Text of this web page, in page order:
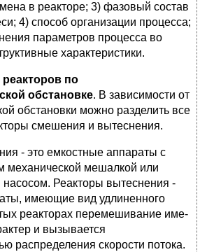
в реакторе; 3) фазовый состав
4) способ организации процесса;
параметров про­цесса во
характеристики.
по
обстановке. В зависимости от
обстановки можно разделить все
смешения и вытеснения.
- это емкостные аппараты с
механической мешалкой или
Реакторы вытеснения -
имеющие вид удлиненного
реакторах перемешивание име­
и вызывается
распределения скорости потока.